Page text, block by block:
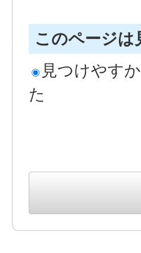
このページ
見つけやす
た